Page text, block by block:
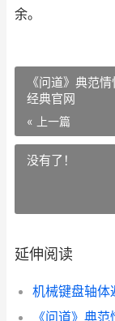
余。
《问道》典范
经典官网
« 上一篇
没有了！
延伸阅读
机械键盘轴体